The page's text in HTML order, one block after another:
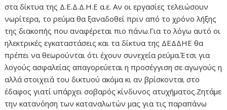
στα δίκτυα της Δ.Ε.Δ.Δ.Η.Ε α.ε. Αν οι εργασίες τελειώσουν
νωρίτερα, το ρεύμα θα ξαναδοθεί πριν από το χρόνο λήξης
της διακοπής που αναφέρεται πιο πάνω.Για το λόγω αυτό οι
ηλεκτρικές εγκαταστάσεις και τα δίκτυα της ΔΕΔΔΗΕ θα
πρέπει να θεωρούνται ότι έχουν συνεχεία ρεύμα.Έτσι για
λογούς ασφαλείας απαγορεύεται η προσέγγιση σε αγωγούς η
αλλά στοιχειά του δικτυού ακόμα κι αν βρίσκονται στο
έδαφος γιατί υπάρχει σοβαρός κίνδυνος ατυχήματος.Ζητάμε
την κατανόηση των καταναλωτών μας για τις παραπάνω